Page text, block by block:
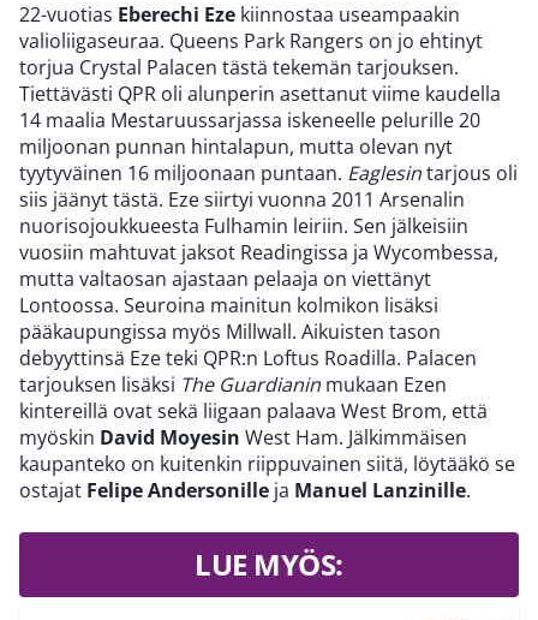
22-vuotias Eberechi Eze kiinnostaa useampaakin
valioliigaseuraa. Queens Park Rangers on jo ehtinyt
torjua Crystal Palacen tästä tekemän tarjouksen.
Tiettävästi QPR oli alunperin asettanut viime kaudella
14 maalia Mestaruussarjassa iskeneelle pelurille 20
miljoonan punnan hintalapun, mutta olevan nyt
tyytyväinen 16 miljoonaan puntaan. Eaglesintarjous oli
siis jäänyt tästä. Eze siirtyi vuonna 2011 Arsenalin
nuorisojoukkueesta Fulhamin leiriin. Sen jälkeisiin
vuosiin mahtuvat jaksot Readingissa ja Wycombessa,
mutta valtaosan ajastaan pelaaja on viettänyt
Lontoossa. Seuroina mainitun kolmikon lisäksi
pääkaupungissa myös Millwall. Aikuisten tason
debyyttinsä Eze teki QPR:n Loftus Roadilla. Palacen
tarjouksen lisäksi The Guardianin mukaan Ezen
kintereillä ovat sekä liigaan palaava West Brom, että
myöskin David Moyesin West Ham. Jälkimmäisen
kaupanteko on kuitenkin riippuvainen siitä, löytääkö se
ostajat Felipe Andersonille ja Manuel Lanzinille.
LUE MYÖS: